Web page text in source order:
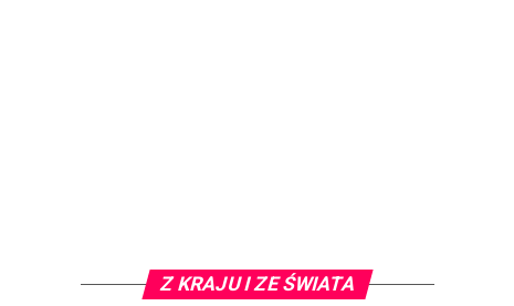
Z KRAJU I ZE ŚWIATA